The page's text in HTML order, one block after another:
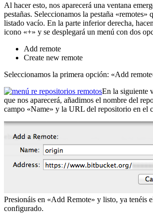
Al hacer esto, nos aparecerá una ventana
pestañas. Seleccionamos la pestaña «remotes»
listado vacío. En la parte inferior derecha,
icono «+» y se desplegará un menú con dos
Add remote
Create new remote
Seleccionamos la primera opción: «Add
En la siguiente
que nos aparecerá, añadimos el nombre del
campo «Name» y la URL del repositorio en el
Presionáis en «Add Remote» y listo, ya tenéis
configurado.